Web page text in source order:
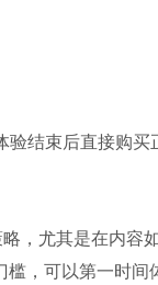
结束后直接购买
尤其是在内容
，可以第一时